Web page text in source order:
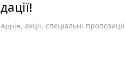
акції, спеціальні пропозиції